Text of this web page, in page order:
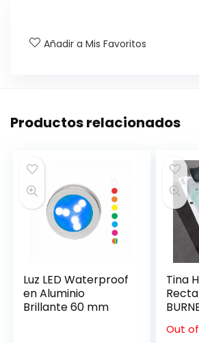
Añadir a Mis Favoritos
Productos relacionados
Luz LED Waterproof
en Aluminio
Brillante 60 mm
Tina
Out